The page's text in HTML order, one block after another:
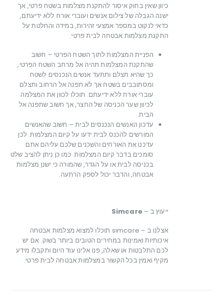
כיוון שאין בחוק איסור להתקנת מצלמות בשטח פרטי, אך
ישנה הגבלה של צילום אנשים ועוברי אורח ללא ידיעתם,
כדאי לנקוט במספר אמצעי זהירות, במידה והחלטת על
התקנת מצלמות אבטחה לבית פרטי.
הפניית המצלמות לתוך השטח הפרטי – חשוב
שהתקנת המצלמות תהיה אל מרחב השטח הפרטי,
כך שהיא תצלם ותתעד אנשים הנכנסים לשטח
ומסתובבים בשטח אך לא תפנה אל הרחוב ותצלם
עוברי אורח ללא ידיעתם. תוכלו לכוון את המצלמה
לכיוון שער הכניסה של החצר, אך חשוב שתפנה אל
הבית.
עדכון האנשים הנכנסים לבית – חשוב שהאנשים
המורשים להכנס לבית ידעו על קיום המצלמות. לכן
עדכנו את האורחים והשכנים שלכם עליהם אתם
סומכים בדבר קיום המצלמות. כמו כן ניתן להציב שלט
בכניסה לבית או על הגדר, שהמורה כי ישנן מצלמות
אבטחה, והדבר יכול לספק הרתעה.
ייעוץ ב – Simcare
אצלנו ב – simcare תוכלו למצוא מצלמות אבטחה
איכותיות ואמינות במחירים הטובים ביותר בשוק. אם יש
לכם התלבטות או שאלה, פנו אלינו עוד היום ותקבלו מידע
מקיף ואמין בכל הקשור במצלמות אבטחה לבית פרטי.